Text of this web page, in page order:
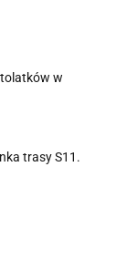
w
trasy S11.